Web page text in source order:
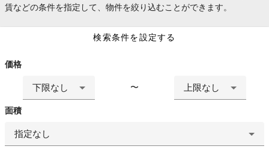
賃などの条件を指定して、物件を絞り込むことができます。
検索条件を設定する
価格
下限なし 〜 上限なし
面積
指定なし